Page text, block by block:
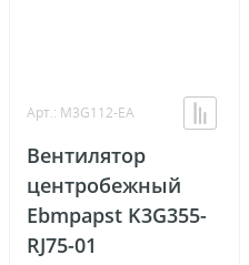
Арт.: M3G112-EA
Вентилятор
центробежный
Ebmpapst K3G355-
RJ75-01